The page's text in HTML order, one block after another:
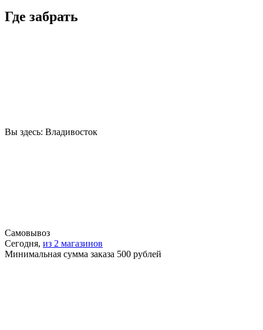
Где забрать
Вы здесь: Владивосток
Самовывоз
Сегодня, из 2 магазинов
Минимальная сумма заказа 500 рублей